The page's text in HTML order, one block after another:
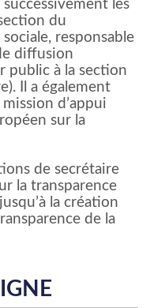
les
du
responsable
diffusion
public à la section
Il a également
d’appui
sur la
de secrétaire
la transparence
la création
de la